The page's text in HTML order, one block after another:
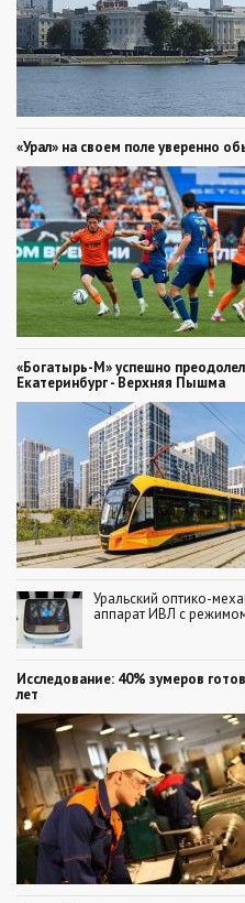
«Урал» на своем поле уверенно
«Богатырь-М» успешно
Екатеринбург - Верхняя Пышма
Уральский оптико-
аппарат ИВЛ с
Исследование: 40% зумеров
лет